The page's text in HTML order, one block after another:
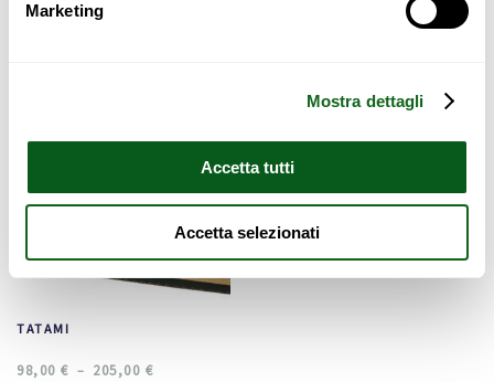
Marketing
Mostra dettagli
Accetta tutti
Accetta selezionati
TATAMI
98,00 € – 205,00 €